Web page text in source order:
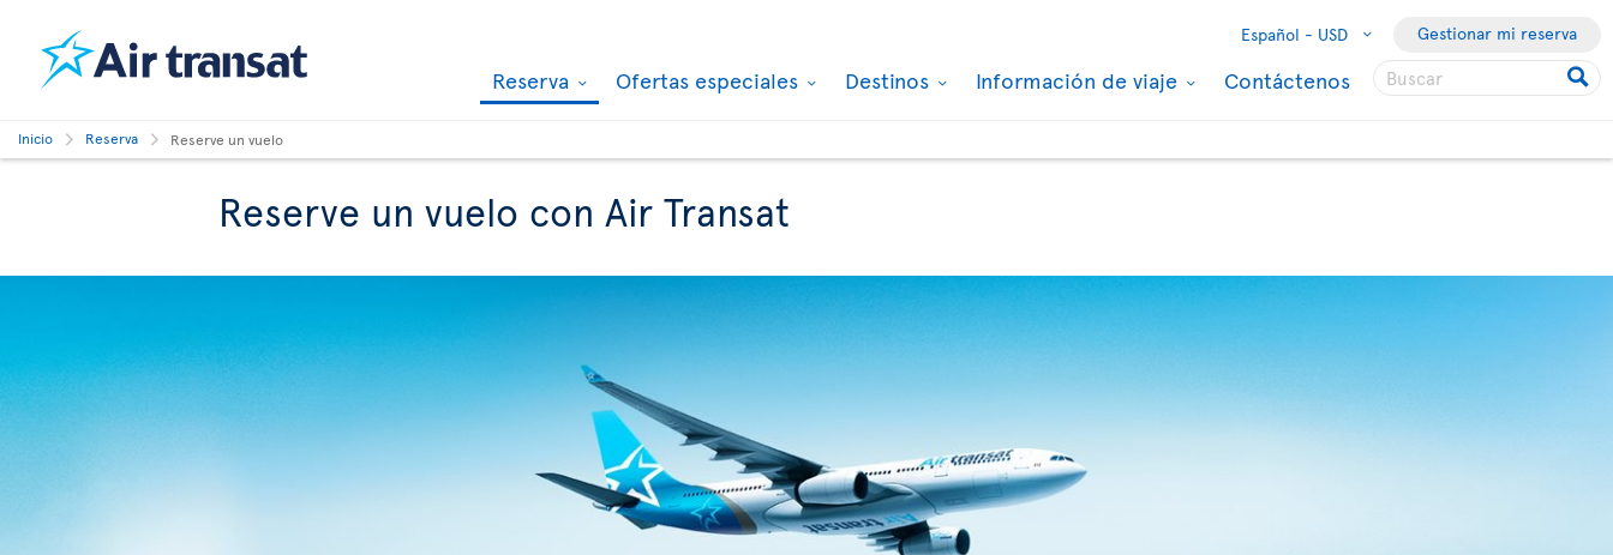
Español - USD Gestionar mi reserva
Reserva Ofertas especiales Destinos Información de viaje Contáctenos
Inicio Reserva Reserve un vuelo
Reserve un vuelo con Air Transat